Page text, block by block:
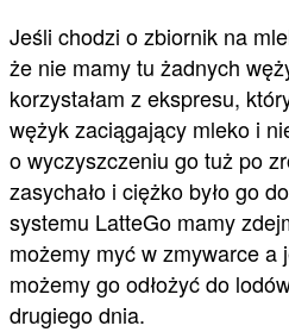
Jeśli chodzi o zbiornik na
że nie mamy tu żadnych
korzystałam z ekspresu,
wężyk zaciągający mleko i
o wyczyszczeniu go tuż po
zasychało i ciężko było go
systemu LatteGo mamy
możemy myć w zmywarce a
możemy go odłożyć do
drugiego dnia.